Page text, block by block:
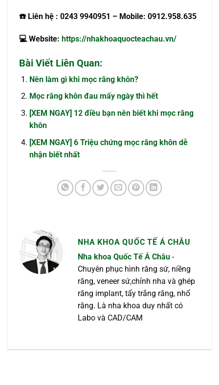
☎️ Liên hệ : 0243 9940951 – Mobile: 0912.958.635
💻Website: https://nhakhoaquocteachau.vn/
Bài Viết Liên Quan:
Nên làm gì khi mọc răng khôn?
Mọc răng khôn đau mấy ngày thì hết
[XEM NGAY] 12 điều bạn nên biết khi mọc răng
khôn
[XEM NGAY] 6 Triệu chứng mọc răng khôn dễ
nhận biết nhất
NHA KHOA QUỐC TẾ Á CHÂU
Nha khoa Quốc Tế Á Châu -
Chuyên phục hình răng sứ, niềng
răng, veneer sứ,chỉnh nha và ghép
răng implant, tẩy trắng răng, nhổ
răng. Là nha khoa duy nhất có
Labo và CAD/CAM